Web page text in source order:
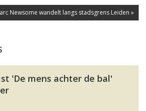
Newsome wandelt langs stadsgrens Leiden »
'De mens achter de bal'